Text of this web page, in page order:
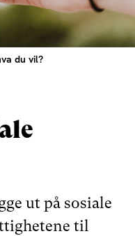
ut på sosiale
til
du vil?